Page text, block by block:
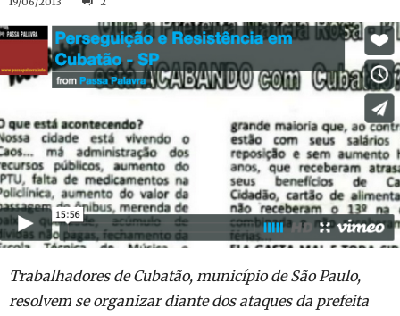
Trabalhadores de Cubatão, município de São Paulo,
resolvem se organizar diante dos ataques da prefeita